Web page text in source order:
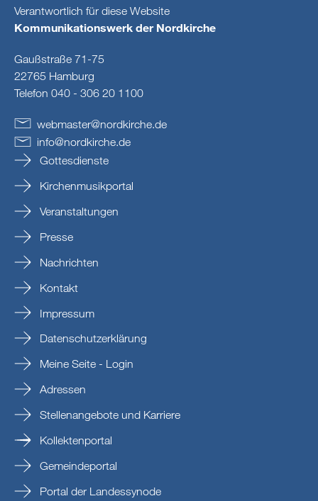
Verantwortlich für diese Website
Kommunikationswerk der Nordkirche
Gaußstraße 71-75
22765 Hamburg
Telefon 040 - 306 20 1100
webmaster@nordkirche de
info@nordkirche.de
Gottesdienste
Kirchenmusikportal
Veranstaltungen
Presse
Nachrichten
Kontakt
Impressum
Datenschutzerklärung
Meine Seite - Login
Adressen
Stellenangebote und Karriere
Kollektenportal
Gemeindeportal
Portal der Landessynode